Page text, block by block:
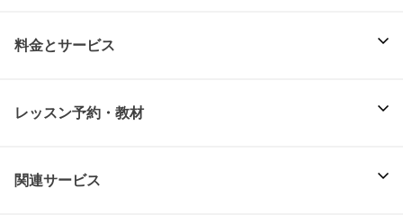
料金とサービス
レッスン予約・教材
関連サービス